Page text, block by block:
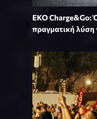
EKO Charge&Go:
πραγματική λύση